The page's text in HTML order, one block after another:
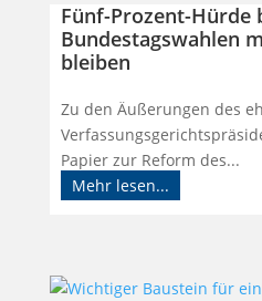
Fünf-Prozent-Hürde
Bundestagswahlen
bleiben
Zu den Äußerungen des
Papier zur Reform des...
Mehr lesen...